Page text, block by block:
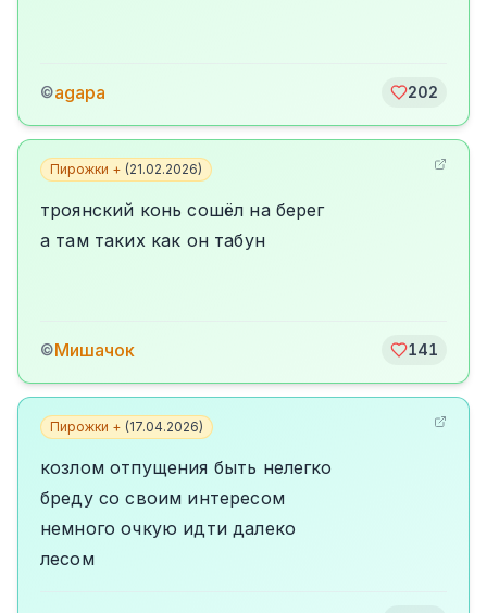
©agapa 202
Пирожки + (21.02.2026)
троянский конь сошёл на берег
а там таких как он табун
©Мишачок 141
Пирожки + (17.04.2026)
козлом отпущения быть нелегко
бреду со своим интересом
немного очкую идти далеко
лесом